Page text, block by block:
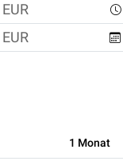
EUR
EUR
1 Monat